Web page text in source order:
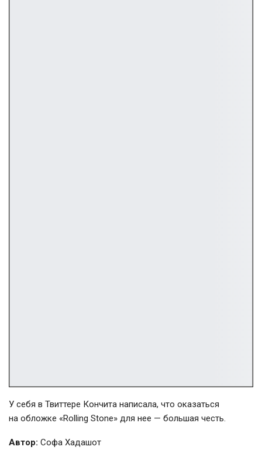
У себя в Твиттере Кончита написала, что оказаться
на обложке «Rolling Stone» для нее — большая честь.
Автор: Софа Хадашот